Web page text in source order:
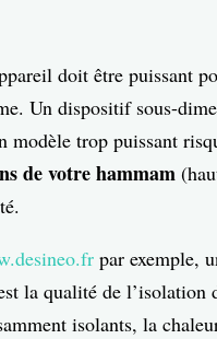
doit être puissant
Un dispositif sous-
modèle trop puissant
de votre hammam
par exemple,
la qualité de l’isolation
isolants, la